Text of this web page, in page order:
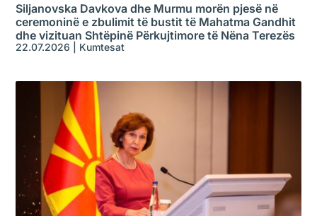
Siljanovska Davkova dhe Murmu morën pjesë në
ceremoninë e zbulimit të bustit të Mahatma Gandhit
dhe vizituan Shtëpinë Përkujtimore të Nëna Terezës
22.07.2026 Kumtesat